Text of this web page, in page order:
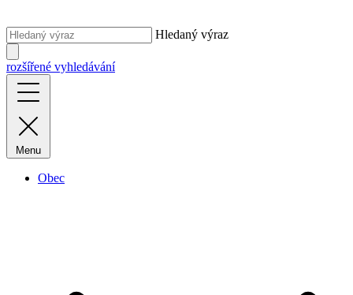
Hledaný výraz
rozšířené vyhledávání
Menu
Obec